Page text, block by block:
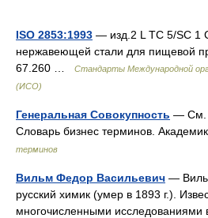
ISO 2853:1993 — изд.2 L TC 5/SC 1
нержавеющей стали для пищевой
67.260 …
Стандарты Международной
(ИСО)
Генеральная Совокупность — См.
Словарь бизнес терминов.
терминов
Вильм Федор Васильевич —
русский химик (умер в 1893 г.).
многочисленными исследованиями